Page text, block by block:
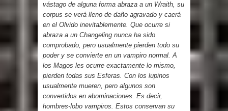
vástago de alguna forma abraza a un Wraith, su
corpus se verá lleno de daño agravado y caerá
en el Olvido inevitablemente. Que ocurre si
abraza a un Changeling nunca ha sido
comprobado, pero usualmente pierden todo su
poder y se convierte en un vampiro normal. A
los Magos les ocurre exactamente lo mismo,
pierden todas sus Esferas. Con los lupinos
usualmente mueren, pero algunos son
convertidos en abominaciones. Es decir,
hombres-lobo vampiros. Estos conservan su